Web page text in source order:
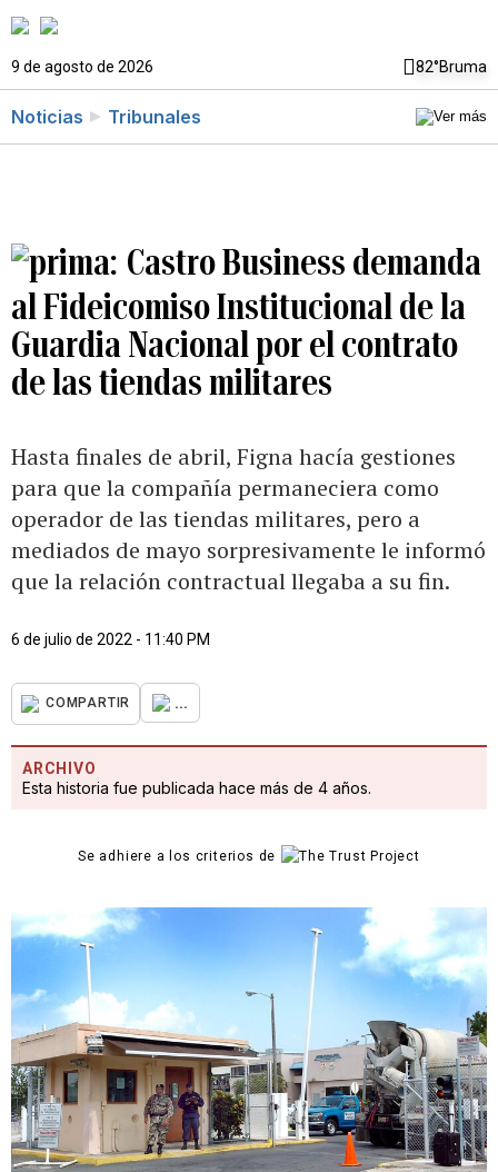
9 de agosto de 2026 82°Bruma
Noticias Tribunales
Castro Business demanda
al Fideicomiso Institucional de la
Guardia Nacional por el contrato
de las tiendas militares
Hasta finales de abril, Figna hacía gestiones
para que la compañía permaneciera como
operador de las tiendas militares, pero a
mediados de mayo sorpresivamente le informó
que la relación contractual llegaba a su fin.
6 de julio de 2022 - 11:40 PM
COMPARTIR ...
ARCHIVO
Esta historia fue publicada hace más de 4 años.
Se adhiere a los criterios de